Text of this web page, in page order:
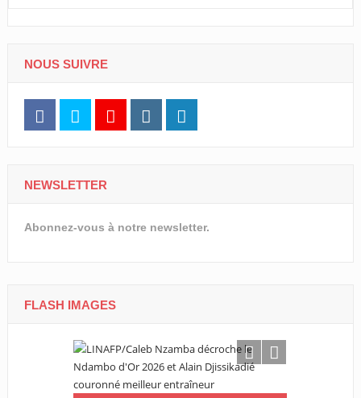
NOUS SUIVRE
NEWSLETTER
Abonnez-vous à notre newsletter.
FLASH IMAGES